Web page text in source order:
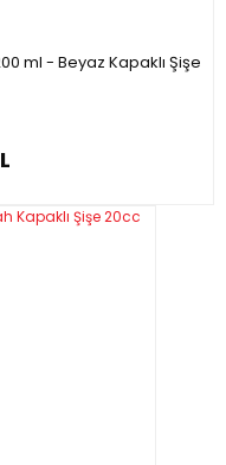
ml - Beyaz Kapaklı Şişe